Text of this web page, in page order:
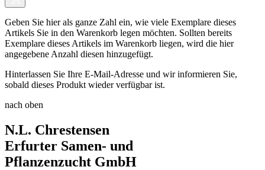
Geben Sie hier als ganze Zahl ein, wie viele Exemplare dieses
Artikels Sie in den Warenkorb legen möchten. Sollten bereits
Exemplare dieses Artikels im Warenkorb liegen, wird die hier
angegebene Anzahl diesen hinzugefügt.
Hinterlassen Sie Ihre E-Mail-Adresse und wir informieren Sie,
sobald dieses Produkt wieder verfügbar ist.
nach oben
N.L. Chrestensen
Erfurter Samen- und
Pflanzenzucht GmbH